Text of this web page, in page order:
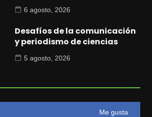
6 agosto, 2026
Desafíos de la comunicación
y periodismo de ciencias
5 agosto, 2026
Me gusta